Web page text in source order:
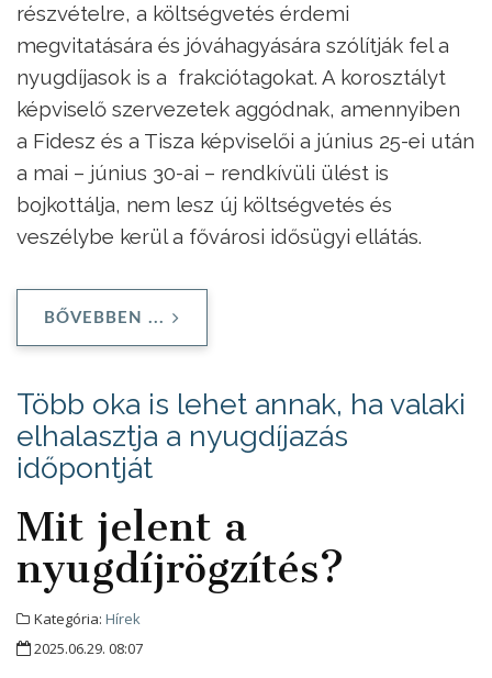
részvételre, a költségvetés érdemi
megvitatására és jóváhagyására szólítják fel a
nyugdíjasok is a frakciótagokat. A korosztályt
képviselő szervezetek aggódnak, amennyiben
a Fidesz és a Tisza képviselői a június 25-ei után
a mai – június 30-ai – rendkívüli ülést is
bojkottálja, nem lesz új költségvetés és
veszélybe kerül a fővárosi idősügyi ellátás.
BŐVEBBEN ...
Több oka is lehet annak, ha valaki
elhalasztja a nyugdíjazás
időpontját
Mit jelent a
nyugdíjrögzítés?
Kategória: Hírek
2025.06.29. 08:07